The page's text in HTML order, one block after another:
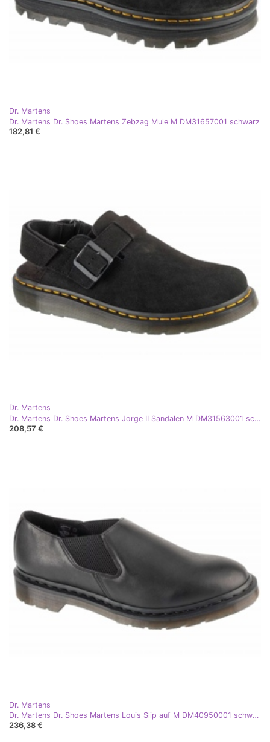
Dr. Martens
Dr. Martens Dr. Shoes Martens Zebzag Mule M DM31657001 schwarz
182,81 €
Dr. Martens
Dr. Martens Dr. Shoes Martens Jorge II Sandalen M DM31563001 schwarz
208,57 €
Dr. Martens
Dr. Martens Dr. Shoes Martens Louis Slip auf M DM40950001 schwarz
236,38 €